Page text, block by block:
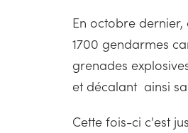
En octobre dernier,
1700 gendarmes
grenades
et décalant ainsi
Cette fois-ci c'est